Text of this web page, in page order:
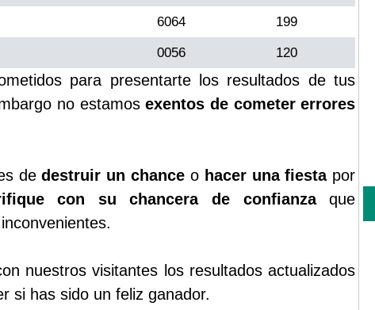
6064 199
0056 120
para presentarte los resultados de tus
no estamosexentos de cometer errores
dedestruir un chance o hacer una fiestapor
con su chancera de confianzaque
nuestros visitantes los resultados actualizados
si has sido un feliz ganador.